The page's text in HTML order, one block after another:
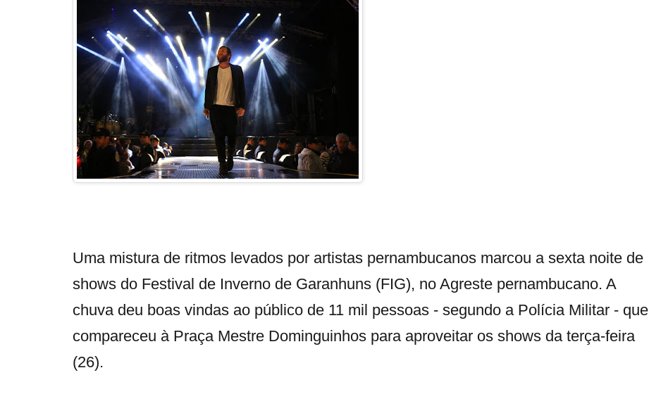
Uma mistura de ritmos levados por artistas pernambucanos marcou a sexta noite de
shows do Festival de Inverno de Garanhuns (FIG), no Agreste pernambucano. A
chuva deu boas vindas ao público de 11 mil pessoas - segundo a Polícia Militar - que
compareceu à Praça Mestre Dominguinhos para aproveitar os shows da terça-feira
(26).